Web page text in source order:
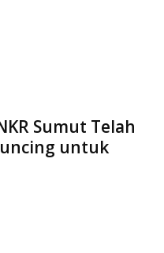
Sumut Telah
untuk